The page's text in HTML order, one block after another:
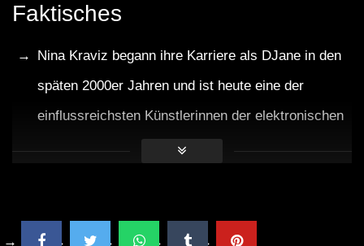
Faktisches
Nina Kraviz begann ihre Karriere als DJane in den
späten 2000er Jahren und ist heute eine der
einflussreichsten Künstlerinnen der elektronischen
Stadt Novi Sad statt und lockt Musikfans aus aller